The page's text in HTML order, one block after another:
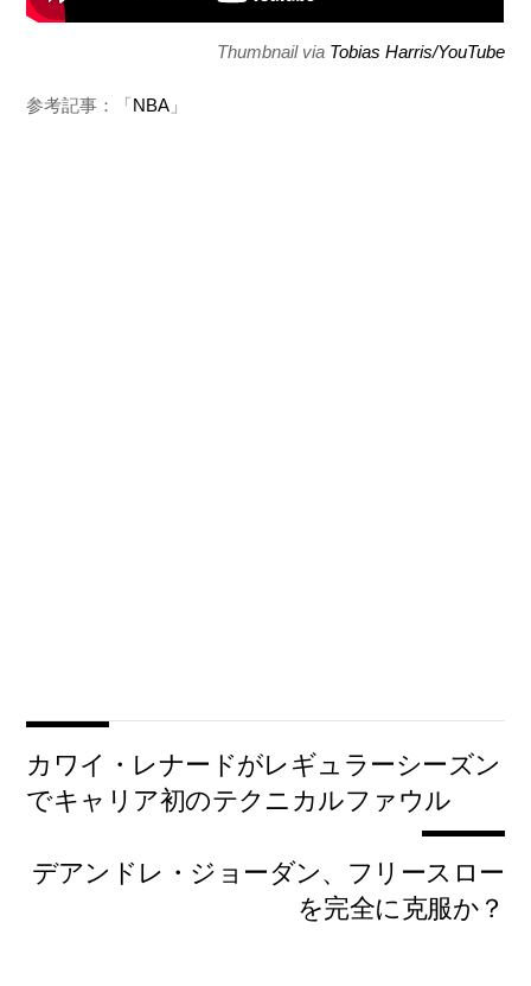
Thumbnail via Tobias Harris/YouTube
参考記事：「NBA 」
カワイ・レナードがレギュラーシーズン
でキャリア初のテクニカルファウル
デアンドレ・ジョーダン、フリースロー
を完全に克服か？